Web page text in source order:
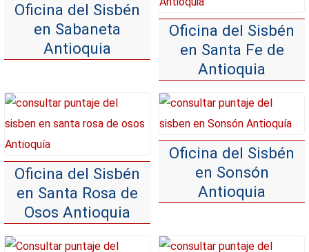
Oficina del Sisbén
en Sabaneta
Antioquia
Oficina del Sisbén
en Santa Fe de
Antioquia
Oficina del Sisbén
en Santa Rosa de
Osos Antioquia
Oficina del Sisbén
en Sonsón
Antioquia